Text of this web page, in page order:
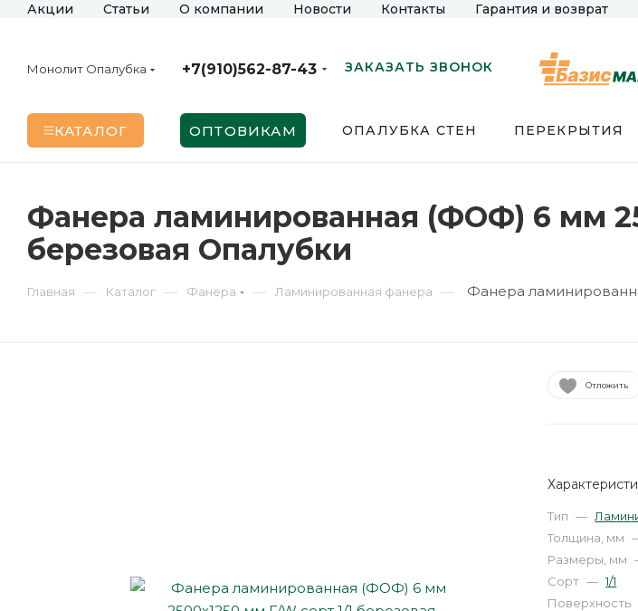
Акции Статьи О компании Новости Контакты Гарантия и возврат
Монолит Опалубка +7(910)562-87-43 ЗАКАЗАТЬ ЗВОНОК
КАТАЛОГ ОПТОВИКАМ ОПАЛУБКА СТЕН ПЕРЕКРЫТИЯ
Фанера ламинированная (ФОФ) 6 мм
березовая Опалубки
Главная — Каталог — Фанера — Ламинированная фанера — Фанера
Отложить
Тип —
Толщина, мм
Размеры, мм
Сорт — 1/1
Поверхность